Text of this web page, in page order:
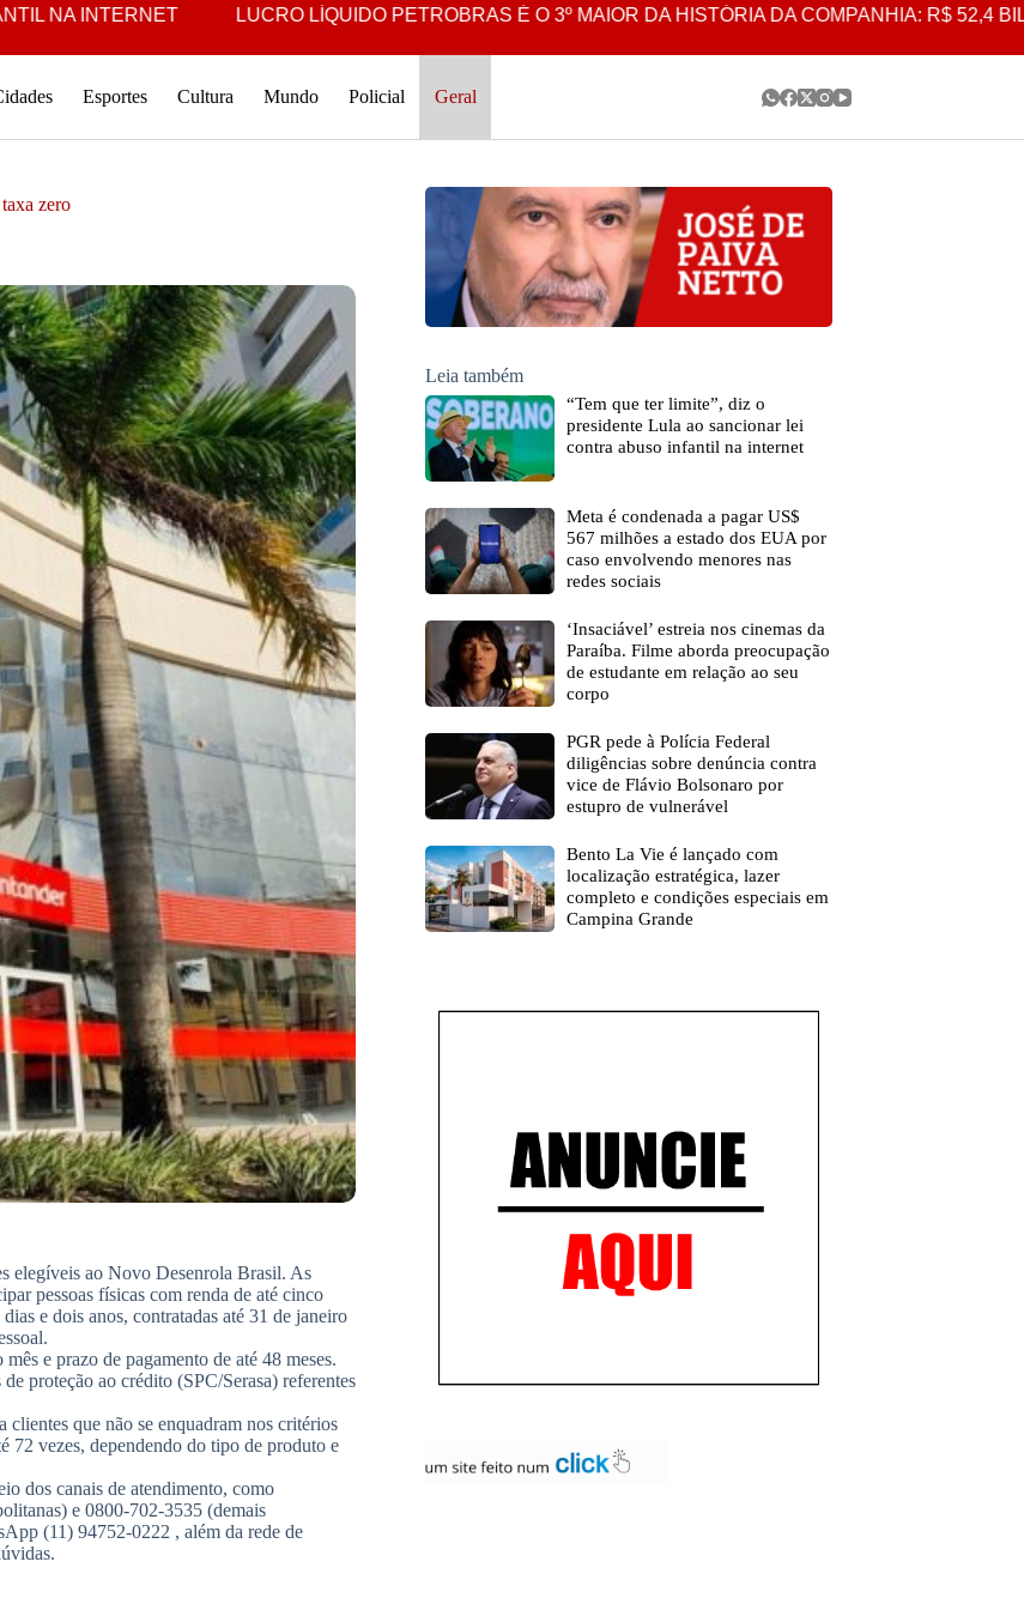
LUCRO LÍQUIDO PETROBRAS É O 3º MAIOR DA HISTÓRIA DA COMPANHIA: R$ 52,4 BILHÕES
Esportes Cultura Mundo Policial Geral
zero
elegíveis ao Novo Desenrola Brasil. As
pessoas físicas com renda de até cinco
e dois anos, contratadas até 31 de janeiro
e prazo de pagamento de até 48 meses.
proteção ao crédito (SPC/Serasa) referentes
que não se enquadram nos critérios
72 vezes, dependendo do tipo de produto e
dos canais de atendimento, como
e 0800-702-3535 (demais
(11) 94752-0222 , além da rede de
Leia também
“Tem que ter limite”, diz o
presidente Lula ao sancionar lei
contra abuso infantil na internet
Meta é condenada a pagar US$
567 milhões a estado dos EUA por
caso envolvendo menores nas
redes sociais
‘Insaciável’ estreia nos cinemas da
Paraíba. Filme aborda preocupação
de estudante em relação ao seu
corpo
PGR pede à Polícia Federal
diligências sobre denúncia contra
vice de Flávio Bolsonaro por
estupro de vulnerável
Bento La Vie é lançado com
localização estratégica, lazer
completo e condições especiais em
Campina Grande